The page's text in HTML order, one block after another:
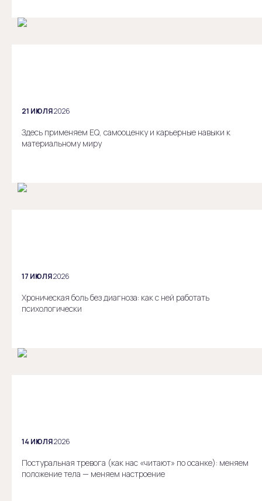
21 ИЮЛЯ2026
Здесь применяем EQ, самооценку и карьерные навыки к
материальному миру
17 ИЮЛЯ2026
Хроническая боль без диагноза: как с ней работать
психологически
14 ИЮЛЯ2026
Постуральная тревога (как нас «читают» по осанке): меняем
положение тела — меняем настроение